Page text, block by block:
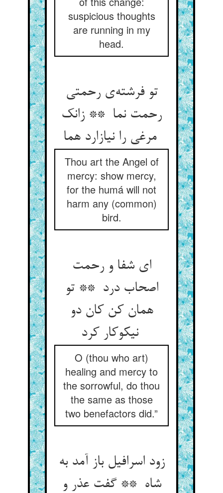
suspicious thoughts
are running in my
head.
تو فرشته‌ی رحمتی
رحمت نما ** زانک
مرغی را نیازارد هما
Thou art the Angel of
mercy: show mercy,
for the humá will not
harm any (common)
bird.
ای شفا و رحمت
اصحاب درد ** تو
همان کن کان دو
نیکوکار کرد
O (thou who art)
healing and mercy to
the sorrowful, do thou
the same as those
two benefactors did.”
زود اسرافیل باز آمد به
شاه ** گفت عذر و